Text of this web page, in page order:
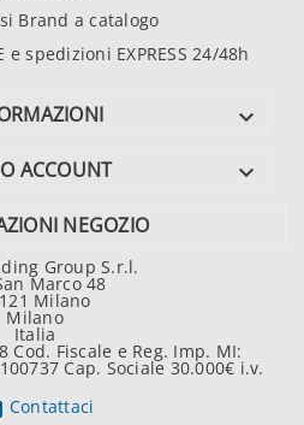
Brand a catalogo
e spedizioni EXPRESS 24/48h

ACCOUNT 
NEGOZIO
Group S.r.l.
Marco 48
Milano
Milano
Italia
Cod. Fiscale e Reg. Imp. MI:
Cap. Sociale 30.000€ i.v.
Contattaci